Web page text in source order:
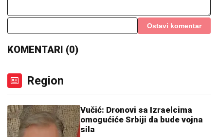
Ostavi komentar
KOMENTARI (0)
Region
Vučić: Dronovi sa Izraelcima
omogućiće Srbiji da bude vojna
sila